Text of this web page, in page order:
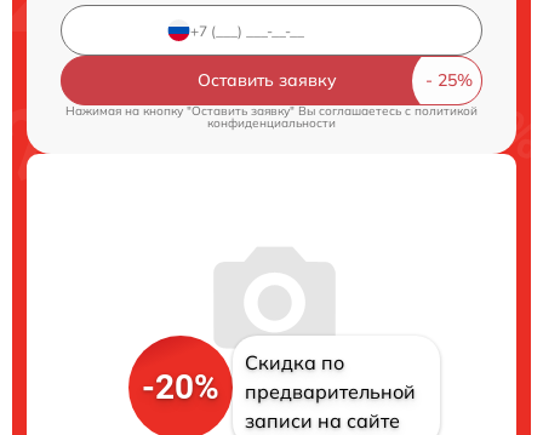
Оставить заявку
Нажимая на кнопку "Оставить заявку" Вы соглашаетесь cполитикой
конфиденциальности
-20%
Скидка по
предварительной
записи на сайте